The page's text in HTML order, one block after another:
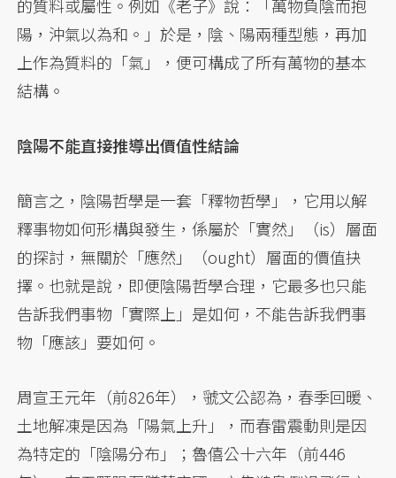
的質料或屬性。例如《老子》說：「萬物負陰而抱
陽，沖氣以為和。」於是，陰、陽兩種型態，再加
上作為質料的「氣」，便可構成了所有萬物的基本
結構。
陰陽不能直接推導出價值性結論
簡言之，陰陽哲學是一套「釋物哲學」，它用以解
釋事物如何形構與發生，係屬於「實然」（is）層面
的探討，無關於「應然」（ought）層面的價值抉
擇。也就是說，即便陰陽哲學合理，它最多也只能
告訴我們事物「實際上」是如何，不能告訴我們事
物「應該」要如何。
周宣王元年（前826年），虢文公認為，春季回暖、
土地解凍是因為「陽氣上升」，而春雷震動則是因
為特定的「陰陽分布」；魯僖公十六年（前446